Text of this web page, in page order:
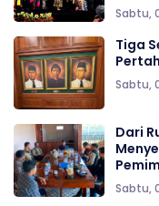
Sabtu,
Tiga
Sabtu,
Dari
Sabtu,